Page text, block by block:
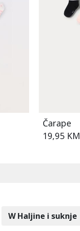
Čarape
19,95 KM
W Haljine i suknje